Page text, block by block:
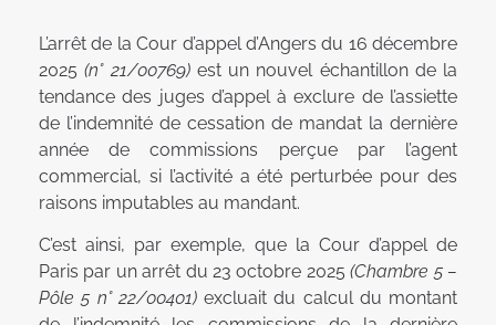
L’arrêt de la Cour d’appel d’Angers du 16 décembre
2025(n° 21/00769)est un nouvel échantillon de la
tendance des juges d’appel à exclure de l’assiette
de l’indemnité de cessation de mandat la dernière
année de commissions perçue par l’agent
commercial, si l’activité a été perturbée pour des
raisons imputables au mandant.
C’est ainsi, par exemple, que la Cour d’appel de
Paris par un arrêt du 23 octobre 2025(Chambre 5 –
Pôle 5 n° 22/00401)excluait du calcul du montant